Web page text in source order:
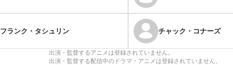
フランク・タシュリン チャック・コナーズ
出演・監督するアニメは登録されていません。
出演・監督する配信中のドラマ・アニメは登録されていません。